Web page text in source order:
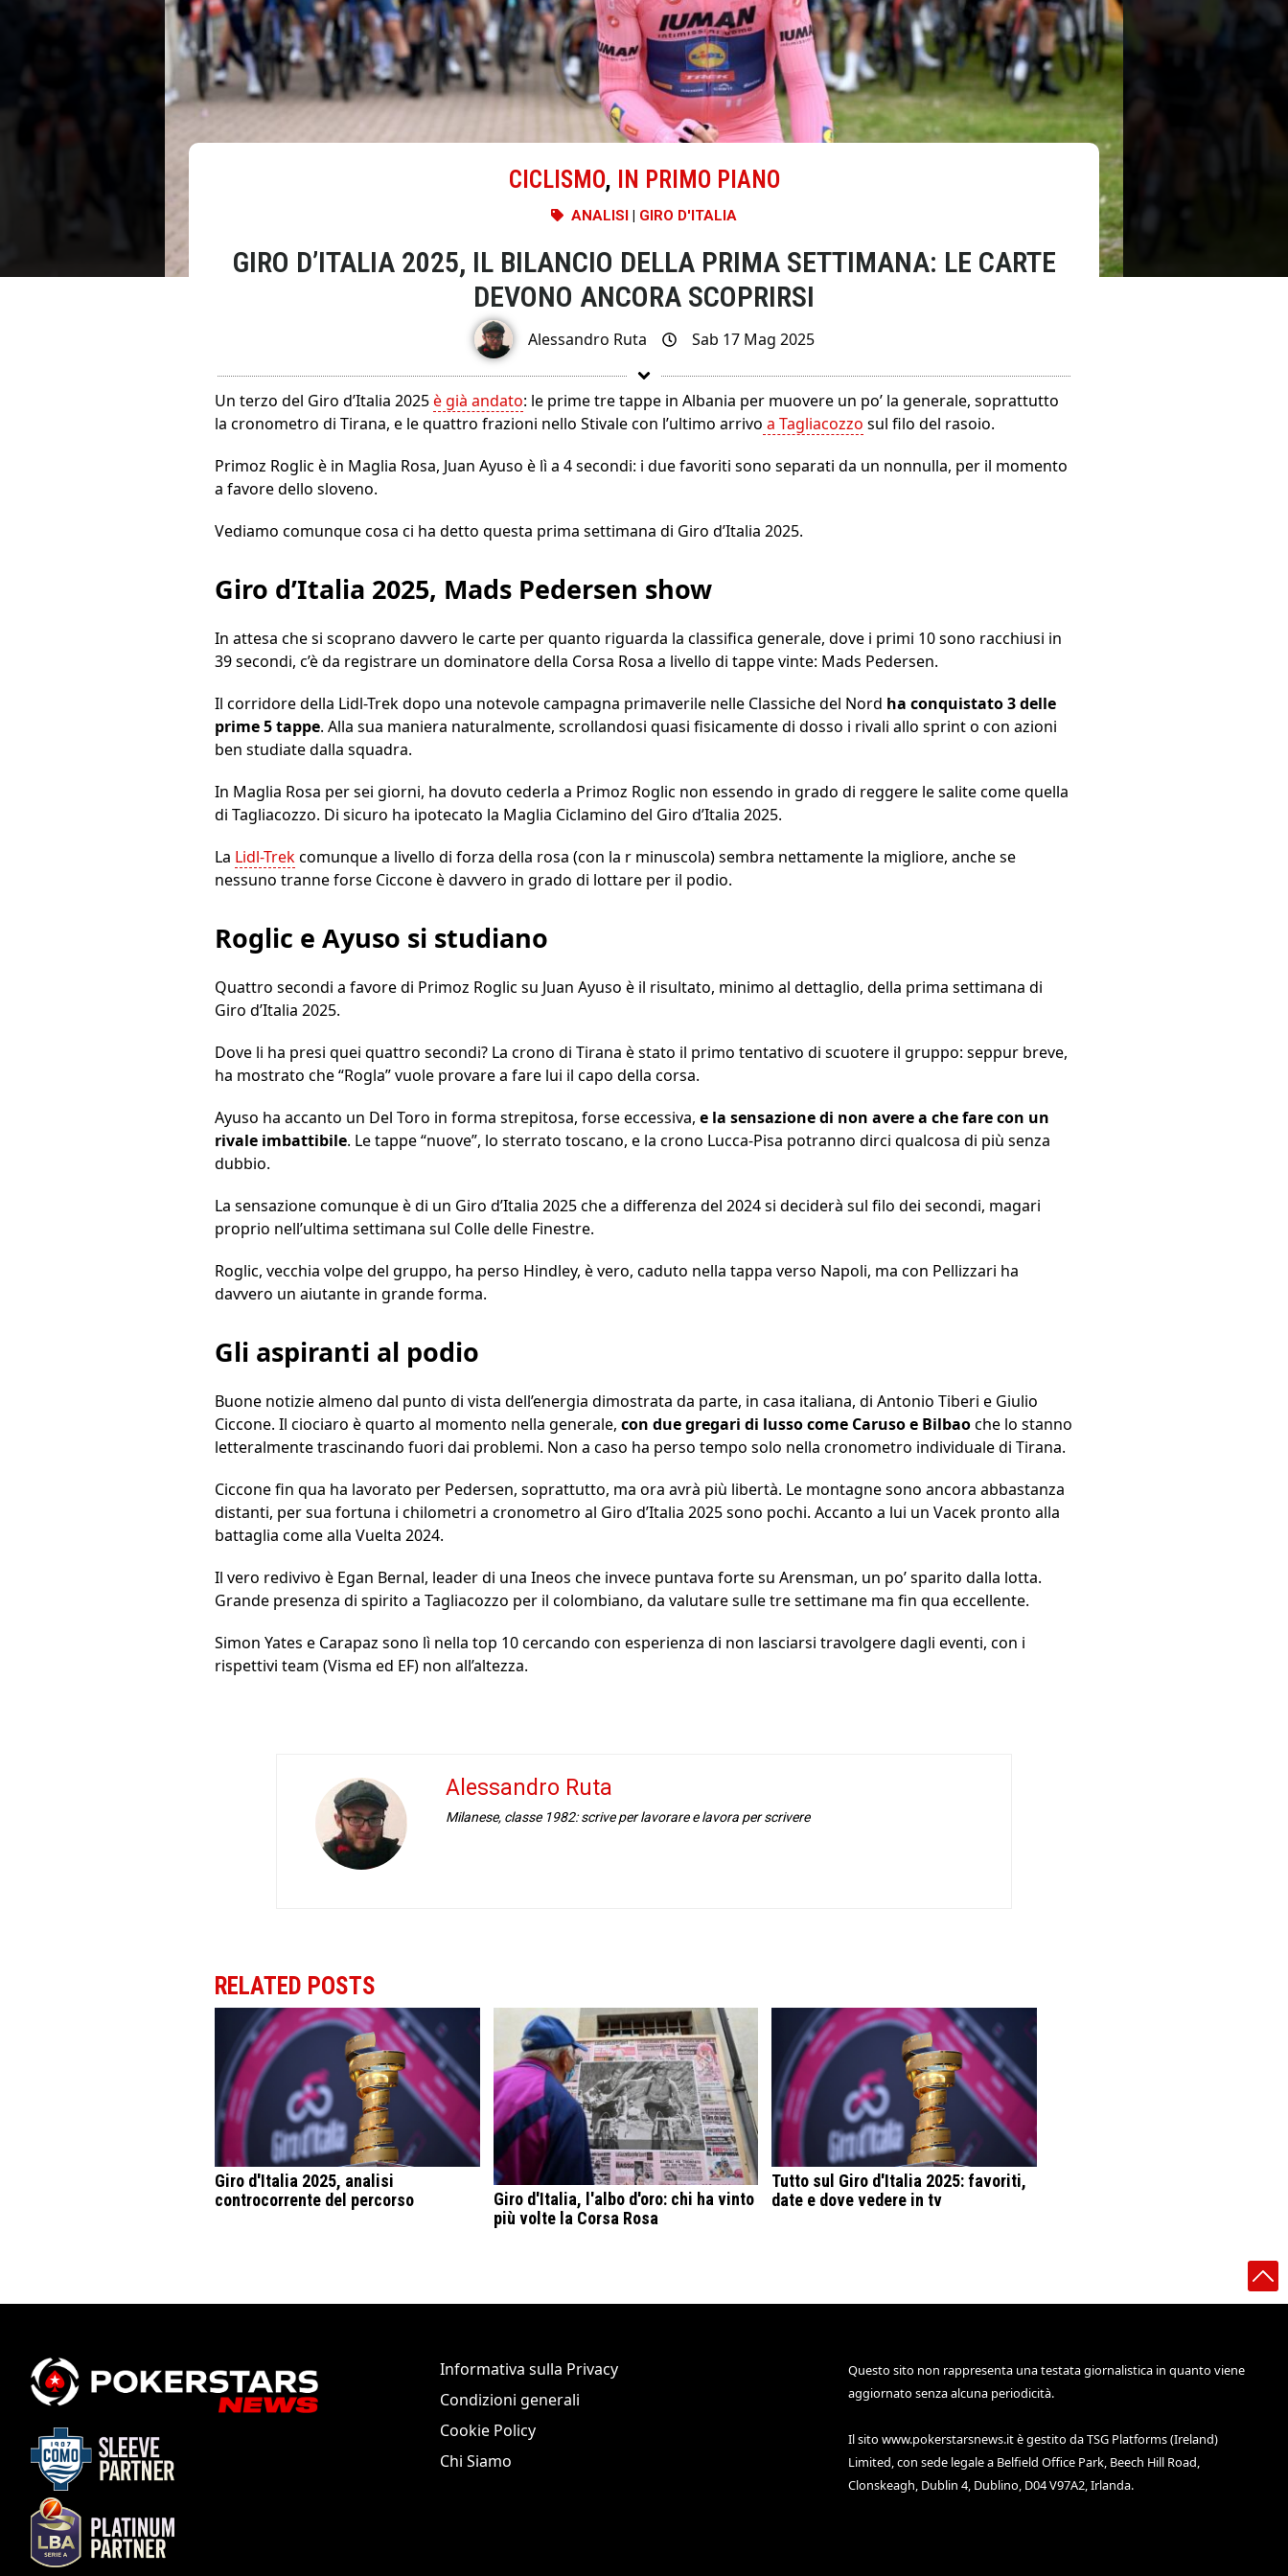
CICLISMO, IN PRIMO PIANO
ANALISI | GIRO D'ITALIA
GIRO D’ITALIA 2025, IL BILANCIO DELLA PRIMA SETTIMANA: LE CARTE
DEVONO ANCORA SCOPRIRSI
Alessandro Ruta Sab 17 Mag 2025
Un terzo del Giro d’Italia 2025è già andato: le prime tre tappe in Albania per muovere un po’ la generale, soprattutto
la cronometro di Tirana, e le quattro frazioni nello Stivale con l’ultimo arrivo a Tagliacozzo sul filo del rasoio.
Primoz Roglic è in Maglia Rosa, Juan Ayuso è lì a 4 secondi: i due favoriti sono separati da un nonnulla, per il momento
a favore dello sloveno.
Vediamo comunque cosa ci ha detto questa prima settimana di Giro d’Italia 2025.
Giro d’Italia 2025, Mads Pedersen show
In attesa che si scoprano davvero le carte per quanto riguarda la classifica generale, dove i primi 10 sono racchiusi in
39 secondi, c’è da registrare un dominatore della Corsa Rosa a livello di tappe vinte: Mads Pedersen.
Il corridore della Lidl-Trek dopo una notevole campagna primaverile nelle Classiche del Nord ha conquistato 3 delle
prime 5 tappe. Alla sua maniera naturalmente, scrollandosi quasi fisicamente di dosso i rivali allo sprint o con azioni
ben studiate dalla squadra.
In Maglia Rosa per sei giorni, ha dovuto cederla a Primoz Roglic non essendo in grado di reggere le salite come quella
di Tagliacozzo. Di sicuro ha ipotecato la Maglia Ciclamino del Giro d’Italia 2025.
La Lidl-Trekcomunque a livello di forza della rosa (con la r minuscola) sembra nettamente la migliore, anche se
nessuno tranne forse Ciccone è davvero in grado di lottare per il podio.
Roglic e Ayuso si studiano
Quattro secondi a favore di Primoz Roglic su Juan Ayuso è il risultato, minimo al dettaglio, della prima settimana di
Giro d’Italia 2025.
Dove li ha presi quei quattro secondi? La crono di Tirana è stato il primo tentativo di scuotere il gruppo: seppur breve,
ha mostrato che “Rogla” vuole provare a fare lui il capo della corsa.
Ayuso ha accanto un Del Toro in forma strepitosa, forse eccessiva, e la sensazione di non avere a che fare con un
rivale imbattibile. Le tappe “nuove”, lo sterrato toscano, e la crono Lucca-Pisa potranno dirci qualcosa di più senza
dubbio.
La sensazione comunque è di un Giro d’Italia 2025 che a differenza del 2024 si deciderà sul filo dei secondi, magari
proprio nell’ultima settimana sul Colle delle Finestre.
Roglic, vecchia volpe del gruppo, ha perso Hindley, è vero, caduto nella tappa verso Napoli, ma con Pellizzari ha
davvero un aiutante in grande forma.
Gli aspiranti al podio
Buone notizie almeno dal punto di vista dell’energia dimostrata da parte, in casa italiana, di Antonio Tiberi e Giulio
Ciccone. Il ciociaro è quarto al momento nella generale, con due gregari di lusso come Caruso e Bilbaoche lo stanno
letteralmente trascinando fuori dai problemi. Non a caso ha perso tempo solo nella cronometro individuale di Tirana.
Ciccone fin qua ha lavorato per Pedersen, soprattutto, ma ora avrà più libertà. Le montagne sono ancora abbastanza
distanti, per sua fortuna i chilometri a cronometro al Giro d’Italia 2025 sono pochi. Accanto a lui un Vacek pronto alla
battaglia come alla Vuelta 2024.
Il vero redivivo è Egan Bernal, leader di una Ineos che invece puntava forte su Arensman, un po’ sparito dalla lotta.
Grande presenza di spirito a Tagliacozzo per il colombiano, da valutare sulle tre settimane ma fin qua eccellente.
Simon Yates e Carapaz sono lì nella top 10 cercando con esperienza di non lasciarsi travolgere dagli eventi, con i
rispettivi team (Visma ed EF) non all’altezza.
Alessandro Ruta
Milanese, classe 1982: scrive per lavorare e lavora per scrivere
RELATED POSTS
Giro d'Italia 2025, analisi
controcorrente del percorso
Giro d'Italia, l'albo d'oro: chi ha vinto
più volte la Corsa Rosa
Tutto sul Giro d'Italia 2025: favoriti,
date e dove vedere in tv
Informativa sulla Privacy
Condizioni generali
Cookie Policy
Chi Siamo
Questo sito non rappresenta una testata giornalistica in quanto viene
aggiornato senza alcuna periodicità.
Il sitowww.pokerstarsnews.itè gestito da TSG Platforms (Ireland)
Limited, con sede legale a Belfield Office Park, Beech Hill Road,
Clonskeagh, Dublin 4, Dublino, D04 V97A2, Irlanda.